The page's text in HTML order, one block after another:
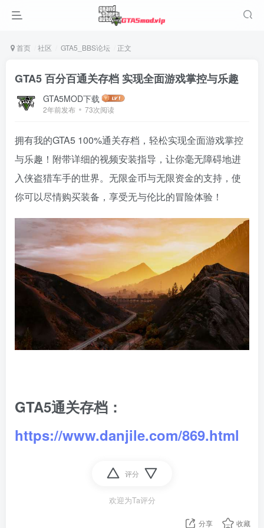
首页 社区 GTA5_BBS论坛 正文
GTA5 百分百通关存档 实现全面游戏掌控与乐趣
GTA5MOD下载
2年前发布 73次阅读
拥有我的GTA5 100%通关存档，轻松实现全面游戏掌控
与乐趣！附带详细的视频安装指导，让你毫无障碍地进
入侠盗猎车手的世界。无限金币与无限资金的支持，使
你可以尽情购买装备，享受无与伦比的冒险体验！
GTA5通关存档：
https://www.danjile.com/869.html
评分
欢迎为Ta评分
分享 收藏